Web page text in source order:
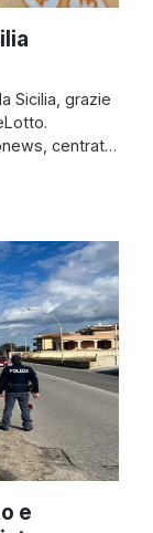
Sicilia, grazie
centrati
in via
per […]
e